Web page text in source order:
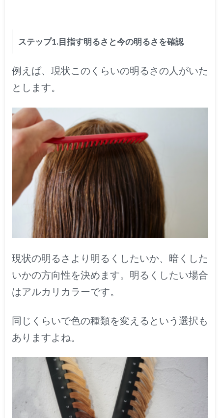
ステップ1.目指す明るさと今の明るさを確認
例えば、現状このくらいの明るさの人がいた
とします。
現状の明るさより明るくしたいか、暗くした
いかの方向性を決めます。明るくしたい場合
はアルカリカラーです。
同じくらいで色の種類を変えるという選択も
ありますよね。